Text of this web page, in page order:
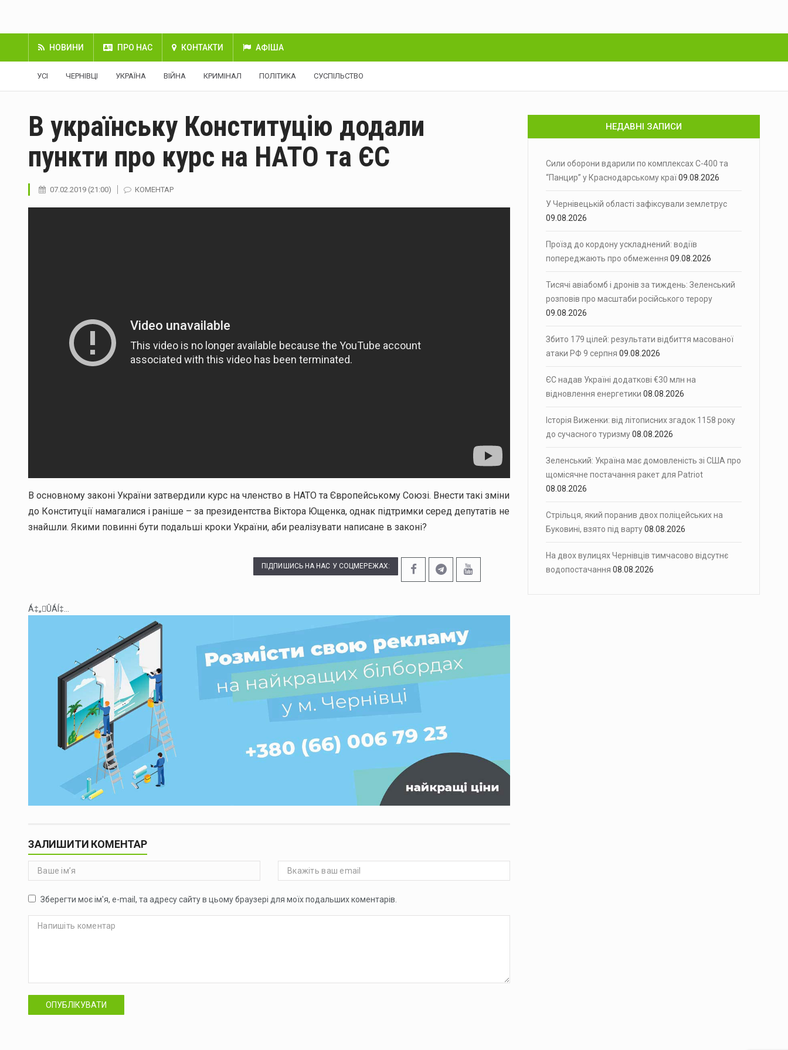
НОВИНИ ПРО НАС КОНТАКТИ АФІША
УСІ ЧЕРНІВЦІ УКРАЇНА ВІЙНА КРИМІНАЛ ПОЛІТИКА СУСПІЛЬСТВО
В українську Конституцію додали
пункти про курс на НАТО та ЄС
07.02.2019 (21:00) КОМЕНТАР
В основному законі України затвердили курс на членство в НАТО та Європейському Союзі. Внести такі зміни
до Конституції намагалися і раніше – за президентства Віктора Ющенка, однак підтримки серед депутатів не
знайшли. Якими повинні бути подальші кроки України, аби реалізувати написане в законі?
ПІДПИШИСЬ НА НАС У СОЦМЕРЕЖАХ:
Á‡„ÛÁÍ‡...
ЗАЛИШИТИ КОМЕНТАР
Зберегти моє ім'я, e-mail, та адресу сайту в цьому браузері для моїх подальших коментарів.
ОПУБЛІКУВАТИ
НЕДАВНІ ЗАПИСИ
Сили оборони вдарили по комплексах С-400 та
“Панцир” у Краснодарському краї09.08.2026
У Чернівецькій області зафіксували землетрус
09.08.2026
Проїзд до кордону ускладнений: водіїв
попереджають про обмеження 09.08.2026
Тисячі авіабомб і дронів за тиждень: Зеленський
розповів про масштаби російського терору
09.08.2026
Збито 179 цілей: результати відбиття масованої
атаки РФ 9 серпня 09.08.2026
ЄС надав Україні додаткові €30 млн на
відновлення енергетики 08.08.2026
Історія Виженки: від літописних згадок 1158 року
до сучасного туризму08.08.2026
Зеленський: Україна має домовленість зі США про
щомісячне постачання ракет для Patriot
08.08.2026
Стрільця, який поранив двох поліцейських на
Буковині, взято під варту08.08.2026
На двох вулицях Чернівців тимчасово відсутнє
водопостачання 08.08.2026